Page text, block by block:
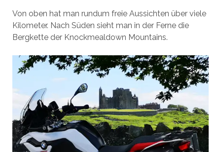
Von oben hat man rundum freie Aussichten über viele
Kilometer. Nach Süden sieht man in der Ferne die
Bergkette der Knockmealdown Mountains.